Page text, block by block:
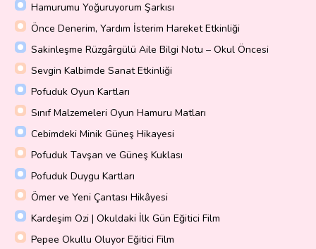
Hamurumu Yoğuruyorum Şarkısı
Önce Denerim, Yardım İsterim Hareket Etkinliği
Sakinleşme Rüzgârgülü Aile Bilgi Notu – Okul Öncesi
Sevgin Kalbimde Sanat Etkinliği
Pofuduk Oyun Kartları
Sınıf Malzemeleri Oyun Hamuru Matları
Cebimdeki Minik Güneş Hikayesi
Pofuduk Tavşan ve Güneş Kuklası
Pofuduk Duygu Kartları
Ömer ve Yeni Çantası Hikâyesi
Kardeşim Ozi | Okuldaki İlk Gün Eğitici Film
Pepee Okullu Oluyor Eğitici Film